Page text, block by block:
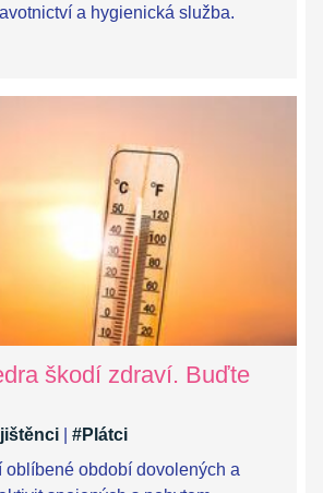
a hygienická služba.
škodí zdraví. Buďte
#Plátci
oblíbené období dovolených a